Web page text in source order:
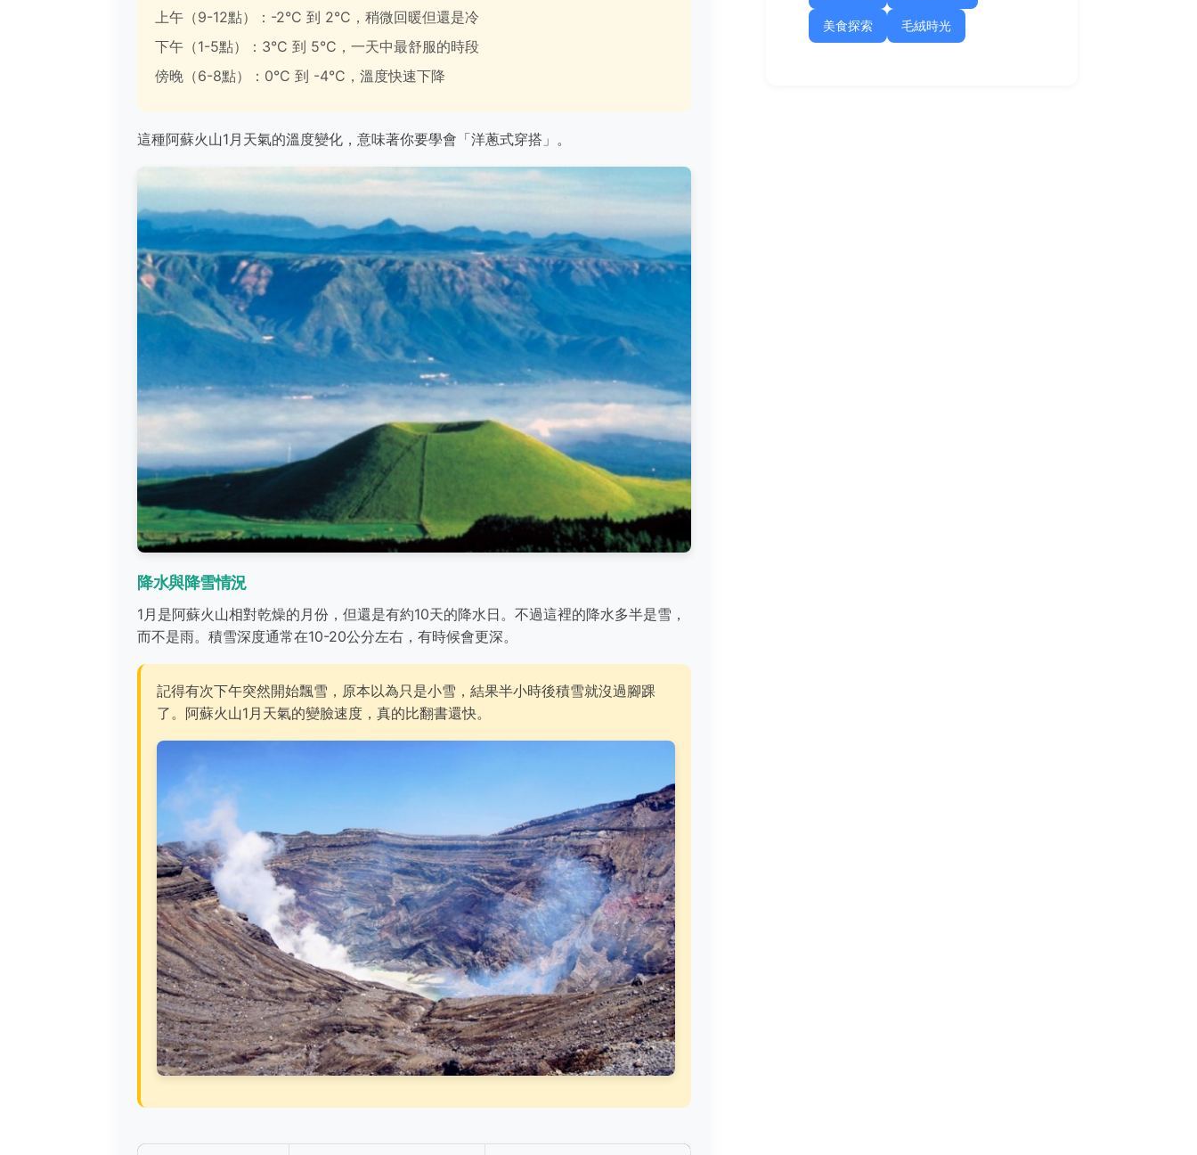
上午（9-12點）：-2°C 到 2°C，稍微回暖但還是冷
下午（1-5點）：3°C 到 5°C，一天中最舒服的時段
傍晚（6-8點）：0°C 到 -4°C，溫度快速下降
這種阿蘇火山1月天氣的溫度變化，意味著你要學會「洋蔥式穿搭」。
降水與降雪情況
1月是阿蘇火山相對乾燥的月份，但還是有約10天的降水日。不過這裡的降水多半是雪，
而不是雨。積雪深度通常在10-20公分左右，有時候會更深。
記得有次下午突然開始飄雪，原本以為只是小雪，結果半小時後積雪就沒過腳踝
了。阿蘇火山1月天氣的變臉速度，真的比翻書還快。
美食探索 毛絨時光